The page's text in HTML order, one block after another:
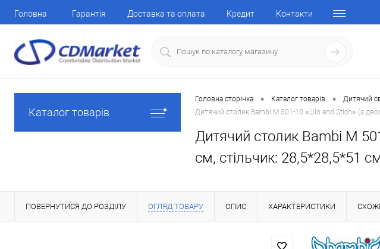
Головна Гарантія Доставка та оплата Кредит Контакти
Каталог товарів
Головна сторінка • Каталог товарів • Дитячий
Дитячий столик Bambi M 501-10 «Lilo and Stich» (з
Дитячий столик Bambi M
см, стільчик: 28,5*28,5*51
ПОВЕРНУТИСЯ ДО РОЗДІЛУ ОГЛЯД ТОВАРУ ОПИС ХАРАКТЕРИСТИКИ